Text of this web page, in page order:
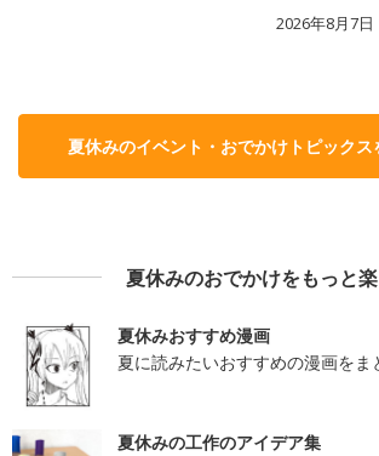
2026年8月7日
夏休みのイベント・おでかけトピックス
夏休みのおでかけをもっと
夏休みおすすめ漫画
夏に読みたいおすすめの漫画をま
夏休みの工作のアイデア集